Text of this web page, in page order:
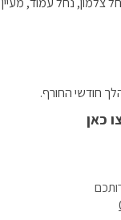
חודשי החורף.
כאן